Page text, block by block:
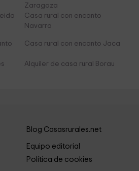
Zaragoza
Casa rural con encanto
Navarra
Casa rural con encanto Jaca
Alquiler de casa rural Borau
Blog Casasrurales.net
Equipo editorial
Política de cookies